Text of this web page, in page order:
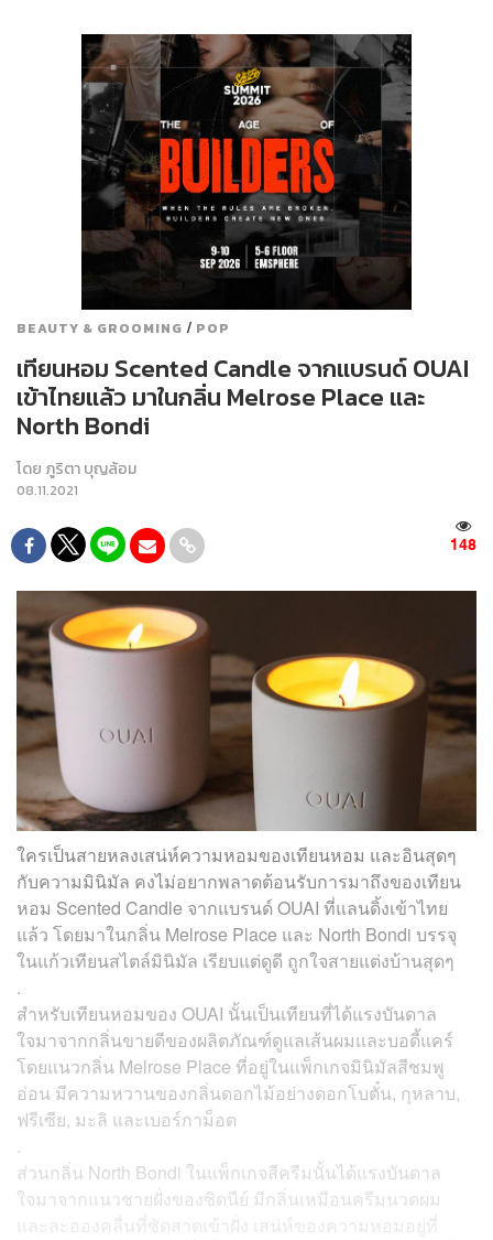
BEAUTY & GROOMING / POP
เทียนหอม Scented Candle จากแบรนด์ OUAI
เข้าไทยแล้ว มาในกลิ่น Melrose Place และ
North Bondi
โดย ภูริตา บุญล้อม
08.11.2021
148
ใครเป็นสายหลงเสน่ห์ความหอมของเทียนหอม และอินสุดๆ
กับความมินิมัล คงไม่อยากพลาดต้อนรับการมาถึงของเทียน
หอม Scented Candle จากแบรนด์ OUAI ที่แลนดิ้งเข้าไทย
แล้ว โดยมาในกลิ่น Melrose Place และ North Bondi บรรจุ
ในแก้วเทียนสไตล์มินิมัล เรียบแต่ดูดี ถูกใจสายแต่งบ้านสุดๆ
.
สำหรับเทียนหอมของ OUAI นั้นเป็นเทียนที่ได้แรงบันดาล
ใจมาจากกลิ่นขายดีของผลิตภัณฑ์ดูแลเส้นผมและบอดี้แคร์
โดยแนวกลิ่น Melrose Place ที่อยู่ในแพ็กเกจมินิมัลสีชมพู
อ่อน มีความหวานของกลิ่นดอกไม้อย่างดอกโบตั๋น, กุหลาบ,
ฟรีเซีย, มะลิ และเบอร์กาม็อต
.
ส่วนกลิ่น North Bondi ในแพ็กเกจสีครีมนั้นได้แรงบันดาล
ใจมาจากแนวชายฝั่งของซิดนีย์ มีกลิ่นเหมือนครีมนวดผม
และละอองคลื่นที่ซัดสาดเข้าฝั่ง เสน่ห์ของความหอมอยู่ที่